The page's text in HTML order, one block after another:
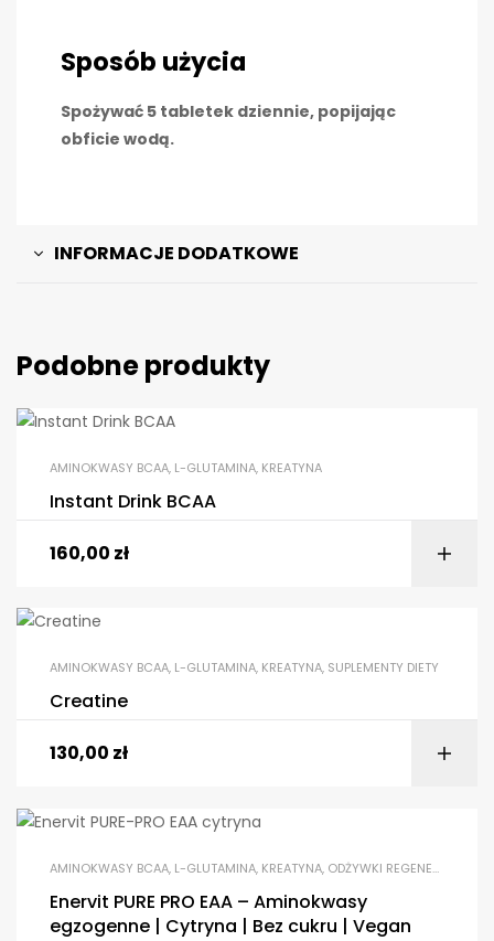
Sposób użycia
Spożywać 5 tabletek dziennie, popijając
obficie wodą.
INFORMACJE DODATKOWE
Podobne produkty
AMINOKWASY BCAA, L-GLUTAMINA, KREATYNA
Instant Drink BCAA
160,00 zł
AMINOKWASY BCAA, L-GLUTAMINA, KREATYNA, SUPLEMENTY DIETY
Creatine
130,00 zł
AMINOKWASY BCAA, L-GLUTAMINA, KREATYNA, ODŻYWKI REGENERACYJNE
Enervit PURE PRO EAA – Aminokwasy
egzogenne | Cytryna | Bez cukru | Vegan